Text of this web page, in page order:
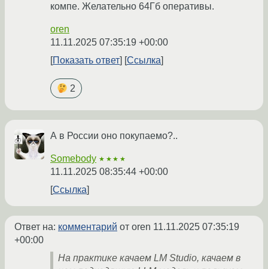
компе. Желательно 64Гб оперативы.
oren
11.11.2025 07:35:19 +00:00
Показать ответ
Ссылка
2
А в России оно покупаемо?..
Somebody ★★★★
11.11.2025 08:35:44 +00:00
Ссылка
Ответ на: комментарий от oren 11.11.2025 07:35:19
+00:00
На практике качаем LM Studio, качаем в